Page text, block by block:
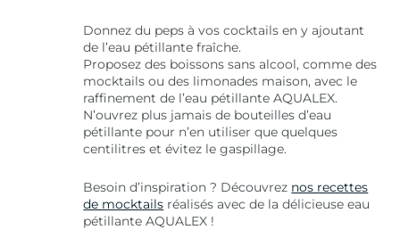
Donnez du peps à vos cocktails en y ajoutant
de l’eau pétillante fraîche.
Proposez des boissons sans alcool, comme des
mocktails ou des limonades maison, avec le
raffinement de l’eau pétillante AQUALEX.
N’ouvrez plus jamais de bouteilles d’eau
pétillante pour n’en utiliser que quelques
centilitres et évitez le gaspillage.
Besoin d’inspiration ? Découvrez nos recettes
de mocktails réalisés avec de la délicieuse eau
pétillante AQUALEX !